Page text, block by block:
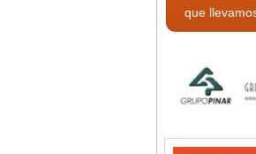
que